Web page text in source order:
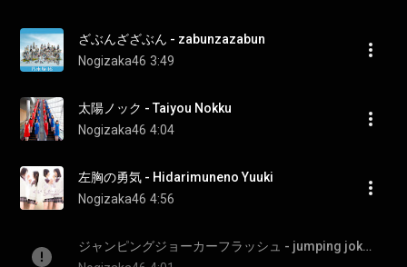
ざぶんざざぶん - zabunzazabun
Nogizaka46 3:49
太陽ノック - Taiyou Nokku
Nogizaka46 4:04
左胸の勇気 - Hidarimuneno Yuuki
Nogizaka46 4:56
ジャンピングジョーカーフラッシュ - jumping joker flash